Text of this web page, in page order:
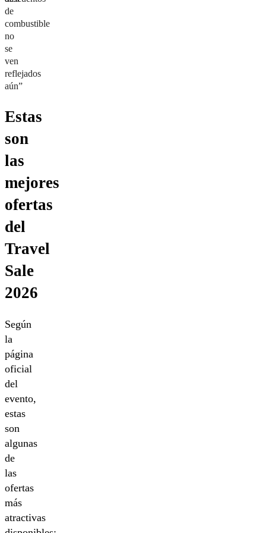
de
combustible
no
se
ven
reflejados
aún”
Estas
son
las
mejores
ofertas
del
Travel
Sale
2026
Según
la
página
oficial
del
evento,
estas
son
algunas
de
las
ofertas
más
atractivas